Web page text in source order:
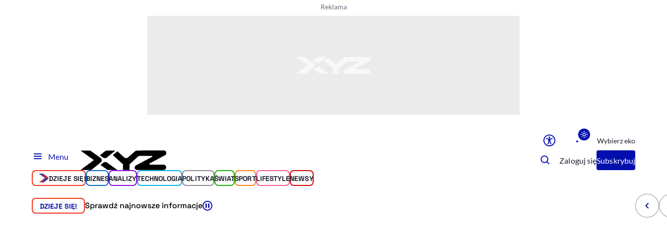
Wybierz eko
Menu Zaloguj sięSubskrybuj
DZIEJE SIĘ!BIZNESANALIZYTECHNOLOGIAPOLITYKAŚWIATSPORTLIFESTYLENEWSY
DZIEJE SIĘ! Sprawdź najnowsze informacje